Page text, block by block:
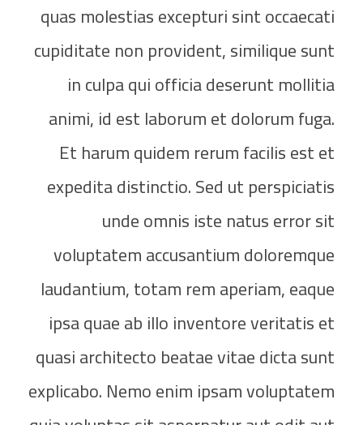
quas molestias excepturi sint occaecati
cupiditate non provident, similique sunt
in culpa qui officia deserunt mollitia
animi, id est laborum et dolorum fuga.
Et harum quidem rerum facilis est et
expedita distinctio. Sed ut perspiciatis
unde omnis iste natus error sit
voluptatem accusantium doloremque
laudantium, totam rem aperiam, eaque
ipsa quae ab illo inventore veritatis et
quasi architecto beatae vitae dicta sunt
explicabo. Nemo enim ipsam voluptatem